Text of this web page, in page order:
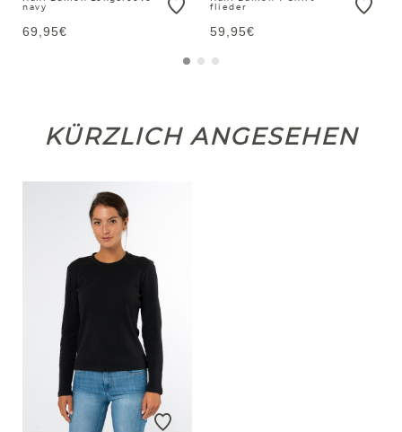
navy
69,95€
flieder
59,95€
KÜRZLICH ANGESEHEN